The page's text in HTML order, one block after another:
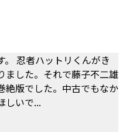
忍者ハットリくんがき
ました。それで藤子不二雄
絶版でした。中古でもなか
しいで...